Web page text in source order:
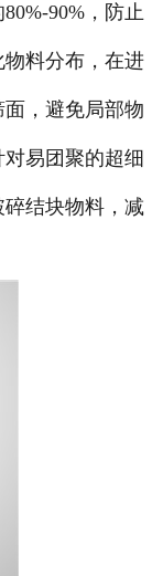
90%，防止
料分布，在进
，避免局部物
易团聚的超细
结块物料，减